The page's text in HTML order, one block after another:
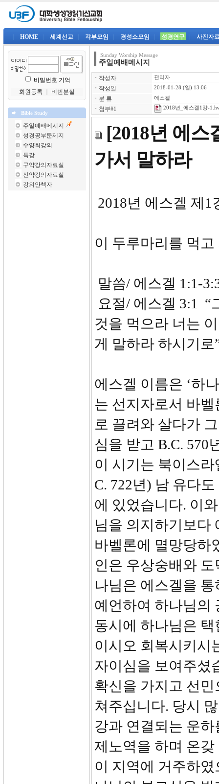
HOME 세계선교 각부모임 경성소모임 성경연구 사진자
비밀번호 기억
회원등록
비번분실
Bible Study
주일예배메시지
성경공부문제지
수양회강의
특강
구약강의자료실
신약강의자료실
강의안책자
Sunday Worship Message
주일예배메시지
ㆍ 작성자 관리자
ㆍ 작성일 2018-01-28 (일) 13:06
ㆍ 분 류 에스겔
ㆍ 첨부#1 2018년_에스겔1강-
[2018년 에스
가서 말하라
2018년 에스겔 제1
이 두루마리를 먹
말씀/ 에스겔 1:1-
요절/ 에스겔 3:1 “
것을 먹으라 너는
게 말하라 하시기로
에스겔 이름은 ‘하
는 선지자로서 바
로 끌려와 살다가
심을 받고 B.C. 570
이 시기는 북이스
C. 722년) 남 유다
에 있었습니다. 이
님을 의지하기보다
바벨론에 멸망당하
인은 우상숭배와
나님은 에스겔을
예언하여 하나님의
동시에 하나님은
이시오 회복시키시
자이심을 보여주셨
확신을 가지고 선
쳐주십니다. 당시
강과 연결되는 운
제노역을 하며 온
이 지역에 거주하